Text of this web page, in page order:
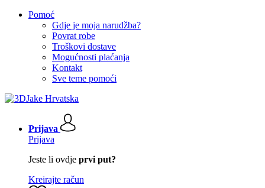
Pomoć
Gdje je moja narudžba?
Povrat robe
Troškovi dostave
Mogućnosti plaćanja
Kontakt
Sve teme pomoći
Prijava
Prijava
Jeste li ovdje prvi put?
Kreirajte račun